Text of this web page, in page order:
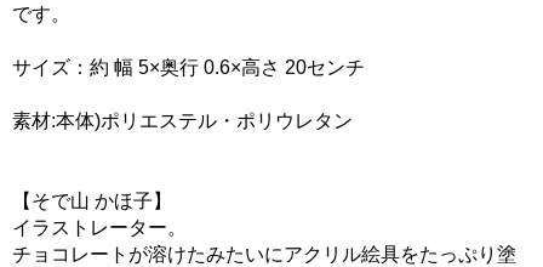
です。
サイズ：約 幅 5×奥行 0.6×高さ 20センチ
素材:本体)ポリエステル・ポリウレタン
【そで山 かほ子】
イラストレーター。
チョコレートが溶けたみたいにアクリル絵具をたっぷり塗